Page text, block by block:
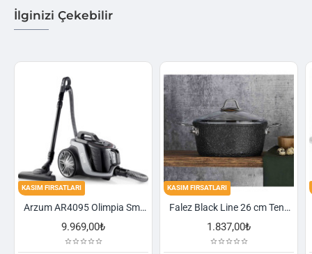
İlginizi Çekebilir
Arzum AR4095 Olimpia Smart Cyclone Filtreli Süpürge - Füme
KASIM FIRSATLARI
Falez Black Line 26 cm Tencere
KASIM